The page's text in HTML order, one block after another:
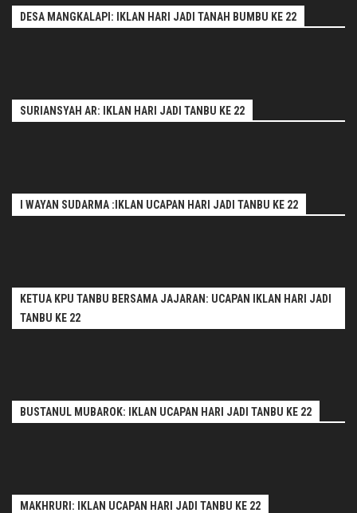
DESA MANGKALAPI: IKLAN HARI JADI TANAH BUMBU KE 22
SURIANSYAH AR: IKLAN HARI JADI TANBU KE 22
I WAYAN SUDARMA :IKLAN UCAPAN HARI JADI TANBU KE 22
KETUA KPU TANBU BERSAMA JAJARAN: UCAPAN IKLAN HARI JADI
TANBU KE 22
BUSTANUL MUBAROK: IKLAN UCAPAN HARI JADI TANBU KE 22
MAKHRURI: IKLAN UCAPAN HARI JADI TANBU KE 22